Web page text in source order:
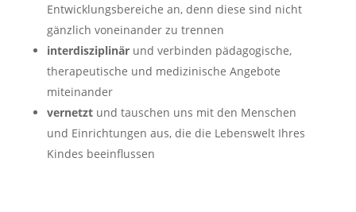
Entwicklungsbereiche an, denn diese sind nicht
gänzlich voneinander zu trennen
interdisziplinär und verbinden pädagogische,
therapeutische und medizinische Angebote
miteinander
vernetzt und tauschen uns mit den Menschen
und Einrichtungen aus, die die Lebenswelt Ihres
Kindes beeinflussen